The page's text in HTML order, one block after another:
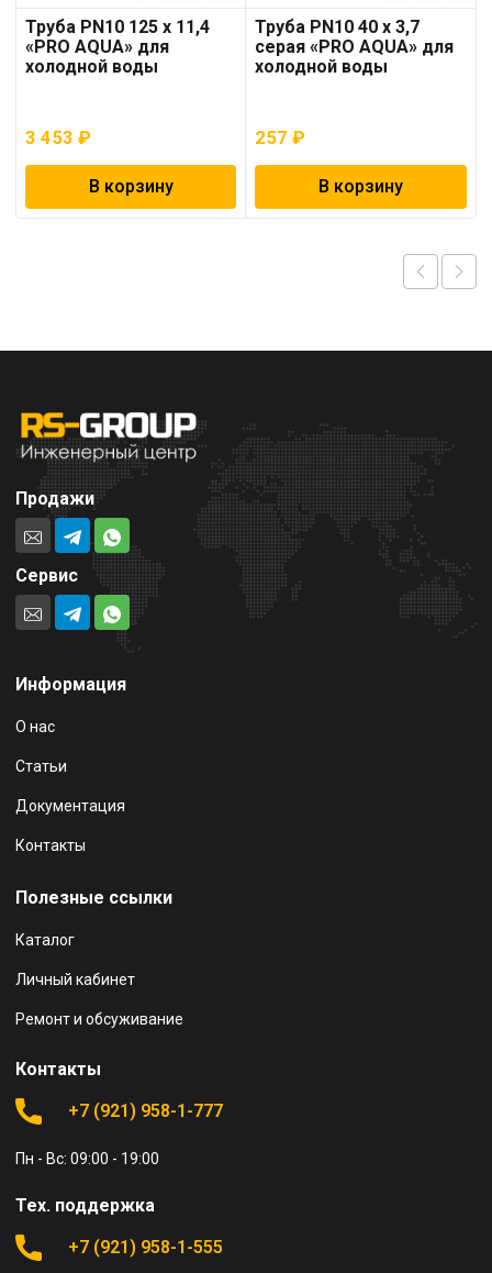
Труба PN10 125 x 11,4
«PRO AQUA» для
холодной воды
3 453 ₽
В корзину
Труба PN10 40 x 3,7
серая «PRO AQUA» для
холодной воды
257₽
В корзину
Продажи
Сервис
Информация
О нас
Статьи
Документация
Контакты
Полезные ссылки
Каталог
Личный кабинет
Ремонт и обсуживание
Контакты
+7 (921) 958-1-777
Пн - Вс: 09:00 - 19:00
Тех. поддержка
+7 (921) 958-1-555